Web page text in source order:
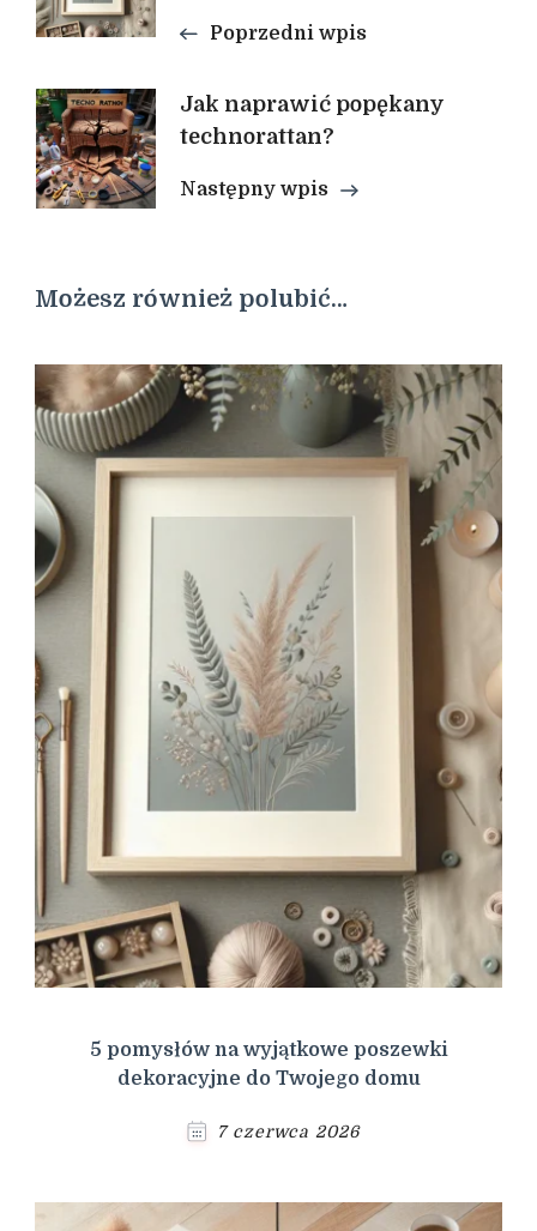
Poprzedni wpis
Jak naprawić popękany
technorattan?
Następny wpis
Możesz również polubić…
5 pomysłów na wyjątkowe poszewki
dekoracyjne do Twojego domu
7 czerwca 2026